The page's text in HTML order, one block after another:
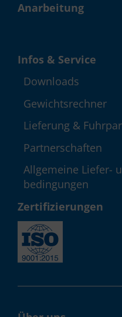
Anarbeitung
Infos & Service
Down­loads
Gewichts­rechner
Lieferung &
Partner­schaften
Allgemeine Liefer-
bedingungen
Zerti­fizie­rungen